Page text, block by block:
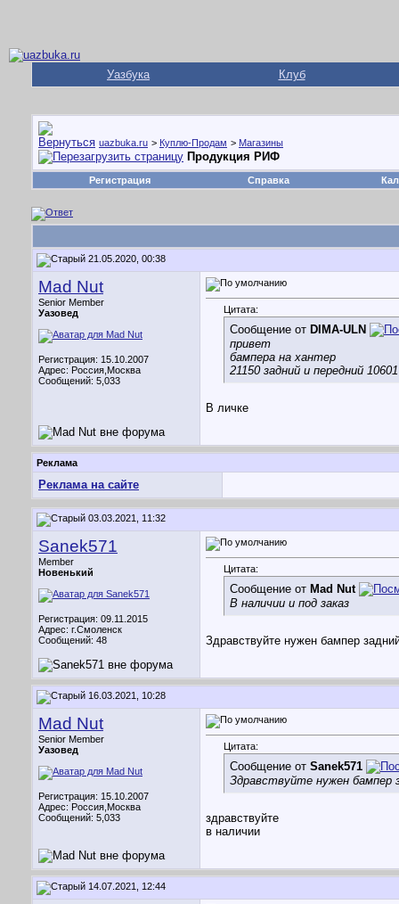
Уазбука Клуб
uazbuka.ru > Куплю-Продам > Магазины
Продукция РИФ
Регистрация Справка
21.05.2020, 00:38
Mad Nut
Senior Member
Уазовед
Регистрация: 15.10.2007
Адрес: Россия,Москва
Сообщений: 5,033
Цитата:
Сообщение от DIMA-ULN
привет
бампера на хантер
21150 задний и передний
В личке
Реклама
Реклама на сайте
03.03.2021, 11:32
Sanek571
Member
Новенький
Регистрация: 09.11.2015
Адрес: г.Смоленск
Сообщений: 48
Цитата:
Сообщение от Mad Nut
В наличии и под заказ
Здравствуйте нужен бампер
16.03.2021, 10:28
Mad Nut
Senior Member
Уазовед
Регистрация: 15.10.2007
Адрес: Россия,Москва
Сообщений: 5,033
Цитата:
Сообщение от Sanek571
Здравствуйте нужен бампер
здравствуйте
в наличии
14.07.2021, 12:44